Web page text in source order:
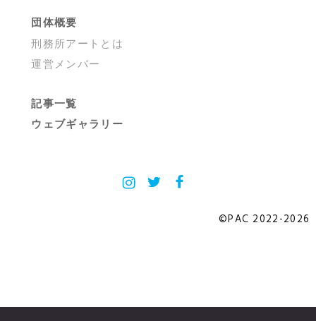
団体概要
刑務所アートとは
運営メンバー
記事一覧
ウェブギャラリー
Instagram
X Facebook
©PAC 2022-2026